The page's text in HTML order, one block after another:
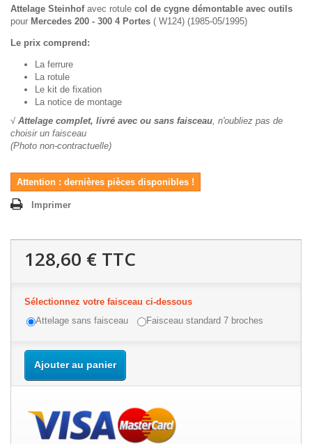
Attelage Steinhofavec rotule col de cygne démontable avec outils
pour Mercedes 200 - 300 4 Portes ( W124) (1985-05/1995)
Le prix comprend:
La ferrure
La rotule
Le kit de fixation
La notice de montage
√ Attelage complet, livré avec ou sans faisceau, n'oubliez pas de
choisir un faisceau
(Photo non-contractuelle)
Attention : dernières pièces disponibles !
Imprimer
128,60 € TTC
Sélectionnez votre faisceau ci-dessous
Attelage sans faisceau
Faisceau standard 7 broches
Ajouter au panier